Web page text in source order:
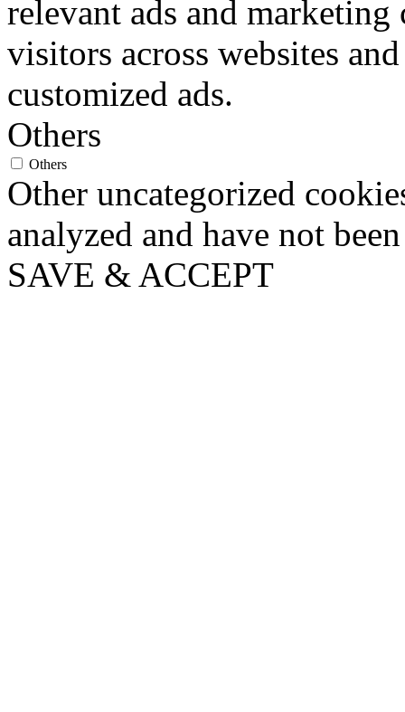
relevant ads and marketing
visitors across websites
customized ads.
Others
Others
Other uncategorized
analyzed and have not
SAVE & ACCEPT